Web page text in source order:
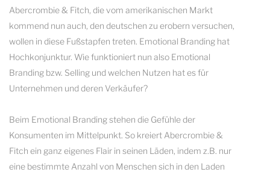
Abercrombie & Fitch, die vom amerikanischen Markt
kommend nun auch, den deutschen zu erobern versuchen,
wollen in diese Fußstapfen treten. Emotional Branding hat
Hochkonjunktur. Wie funktioniert nun also Emotional
Branding bzw. Selling und welchen Nutzen hat es für
Unternehmen und deren Verkäufer?
Beim Emotional Branding stehen die Gefühle der
Konsumenten im Mittelpunkt. So kreiert Abercrombie &
Fitch ein ganz eigenes Flair in seinen Läden, indem z.B. nur
eine bestimmte Anzahl von Menschen sich in den Laden